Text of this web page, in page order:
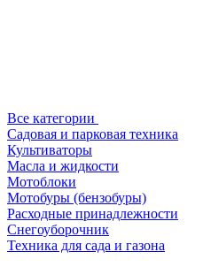
Все категории
Садовая и парковая техника
Культиваторы
Масла и жидкости
Мотоблоки
Мотобуры (бензобуры)
Расходные принадлежности
Снегоуборочник
Техника для сада и газона